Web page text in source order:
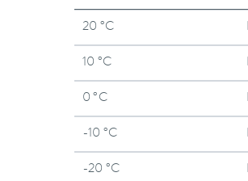
20 °C
10 °C
0 °C
-10 °C
-20 °C